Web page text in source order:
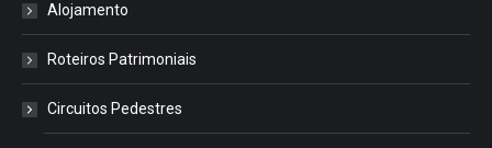
Alojamento
Roteiros Patrimoniais
Circuitos Pedestres